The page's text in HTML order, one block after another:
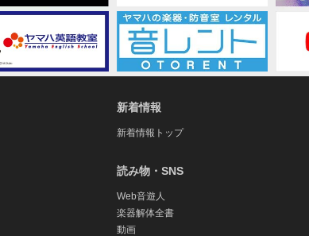
新着情報
新着情報トップ
読み物・SNS
Web音遊人
楽器解体全書
動画